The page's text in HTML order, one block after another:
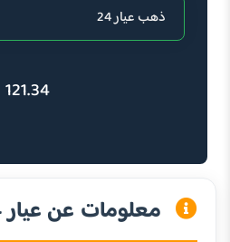
121.34
معلومات عن عيار 24